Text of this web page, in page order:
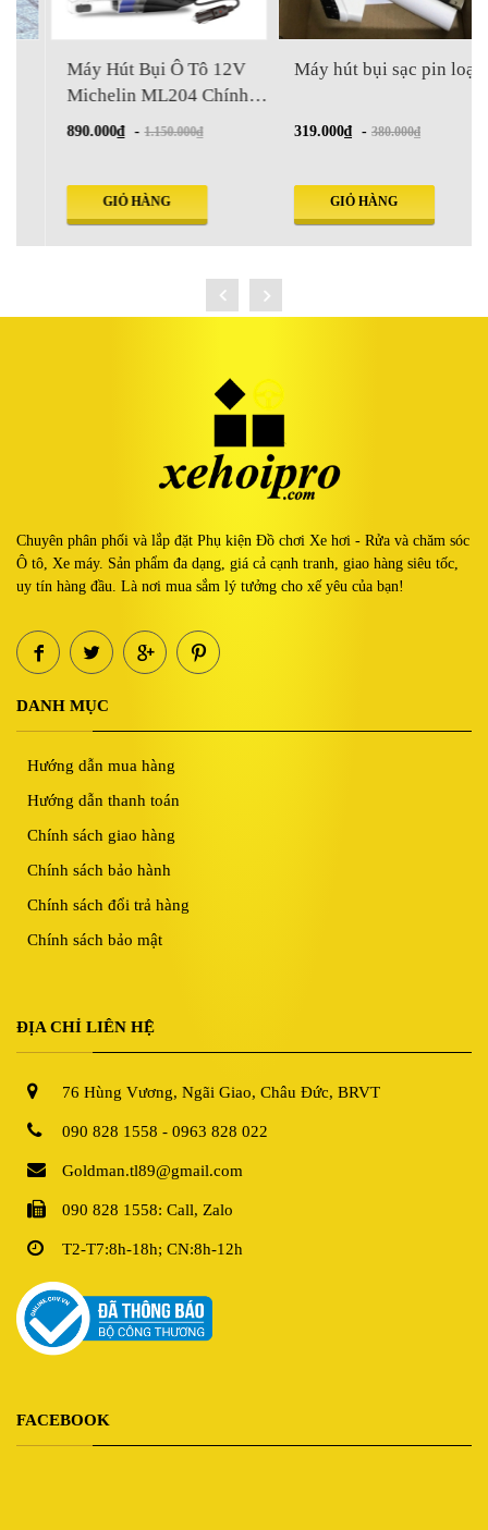
Máy Hút Bụi Ô Tô 12V
Michelin ML204 Chính
Hãng
890.000₫ -1.150.000₫
GIỎ HÀNG
Máy hút bụi sạc pin loại 1
319.000₫ -380.000₫
GIỎ HÀNG
Chuyên phân phối và lắp đặt Phụ kiện Đồ chơi Xe hơi - Rửa và chăm sóc
Ô tô, Xe máy. Sản phẩm đa dạng, giá cả cạnh tranh, giao hàng siêu tốc,
uy tín hàng đầu. Là nơi mua sắm lý tưởng cho xế yêu của bạn!
DANH MỤC
Hướng dẫn mua hàng
Hướng dẫn thanh toán
Chính sách giao hàng
Chính sách bảo hành
Chính sách đổi trả hàng
Chính sách bảo mật
ĐỊA CHỈ LIÊN HỆ
76 Hùng Vương, Ngãi Giao, Châu Đức, BRVT
090 828 1558 - 0963 828 022
Goldman.tl89@gmail.com
090 828 1558: Call, Zalo
T2-T7:8h-18h; CN:8h-12h
FACEBOOK